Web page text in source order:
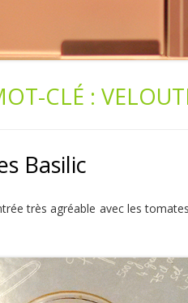
CLÉ :
Basilic
très agréable avec les